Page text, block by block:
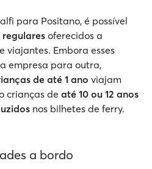
para Positano, é possível
oferecidos a
viajantes. Embora esses
empresa para outra,
de até 1 ano viajam
crianças de até 10 ou 12 anos
nos bilhetes de ferry.
a bordo